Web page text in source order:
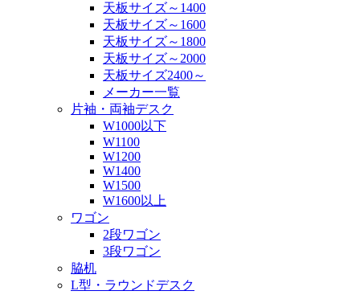
天板サイズ～1400
天板サイズ～1600
天板サイズ～1800
天板サイズ～2000
天板サイズ2400～
メーカー一覧
片袖・両袖デスク
W1000以下
W1100
W1200
W1400
W1500
W1600以上
ワゴン
2段ワゴン
3段ワゴン
脇机
L型・ラウンドデスク